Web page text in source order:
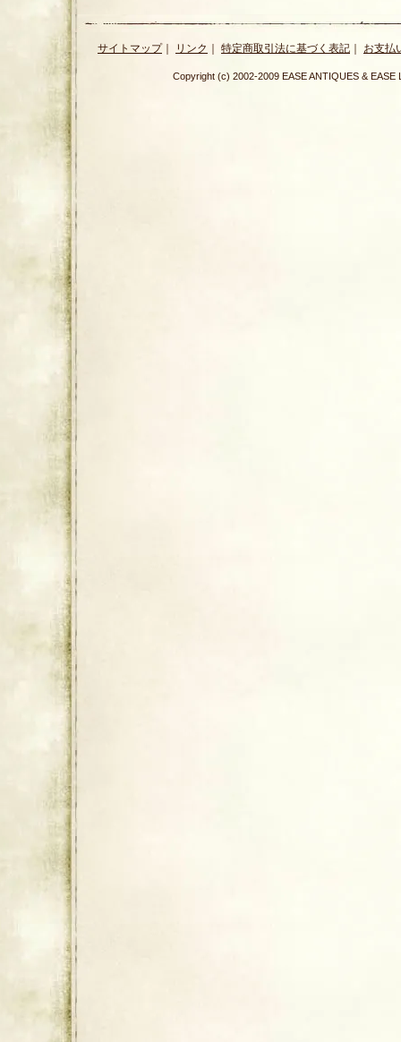
サイトマップ｜ リンク 特定商取引法に基づく表記 お支払
Copyright (c) 2002-2009 EASE ANTIQUES &